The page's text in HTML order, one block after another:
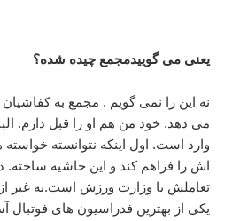
یعنی می گوییدمجمع چیده شده؟
نه این را نمی گویم . مجمع به کفاشیان
می دهد. خود من هم او را قبل دارم.
وارد است. اول اینکه نتوانسته
اش را فراهم کند و این حاشیه
تعاملش با وزارت ورزش است.به غیر از
یکی از بهترین فدراسیون های فوتبال